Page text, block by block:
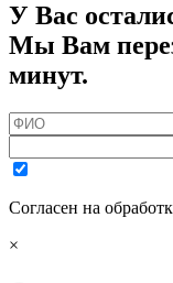
У Вас
Мы Вам
минут.
Согласен на
×